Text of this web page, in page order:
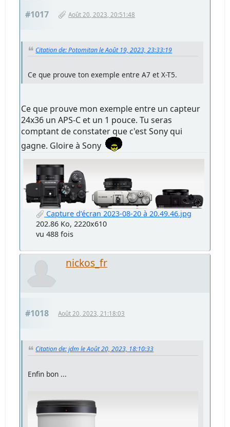
#1017 Août 20, 2023, 20:51:48
Citation de: Potomitan le Août 19, 2023, 23:33:19
Ce que prouve ton exemple entre A7 et X-T5.
Ce que prouve mon exemple entre un capteur
24x36 un APS-C et un 1 pouce. Tu seras
comptant de constater que c'est Sony qui
gagne. Gloire à Sony
Capture d’écran 2023-08-20 à 20.49.46.jpg
202.86 Ko, 2220x610
vu 488 fois
nickos_fr
#1018 Août 20, 2023, 21:18:03
Citation de: jdm le Août 20, 2023, 18:10:33
Enfin bon ...